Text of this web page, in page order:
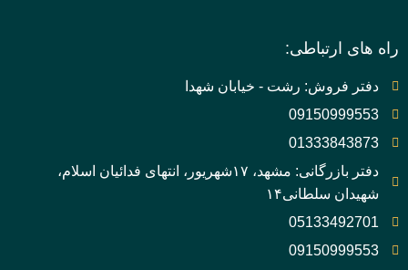
راه های ارتباطی:
دفتر فروش: رشت - خیابان شهدا
09150999553
01333843873
دفتر بازرگانی: مشهد، ۱۷شهریور، انتهای فدائیان اسلام،
شهیدان سلطانی۱۴
05133492701
09150999553